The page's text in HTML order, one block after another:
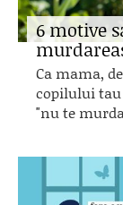
6 motive
Ca mama,
copilului tau
"nu te